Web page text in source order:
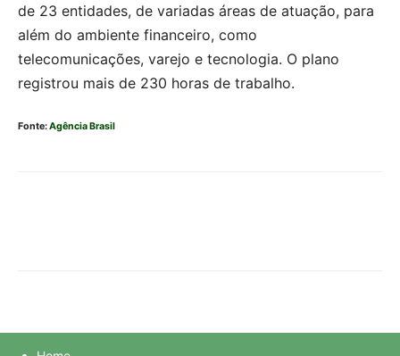
de 23 entidades, de variadas áreas de atuação, para
além do ambiente financeiro, como
telecomunicações, varejo e tecnologia. O plano
registrou mais de 230 horas de trabalho.
Fonte:Agência Brasil